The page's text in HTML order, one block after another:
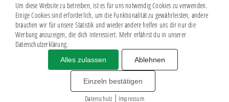
Impressum|Datenschutz
BSG CHEMIE LEIPZIG © 2026
MITGLIEDERZAHL: 2.816
webdesign by3W
Um diese Website zu betreiben, ist es für uns notwendig Cookies zu verwenden.
Einige Cookies sind erforderlich, um die Funktionalität zu gewährleisten, andere
brauchen wir für unsere Statistik und wieder andere helfen uns dir nur die
Werbung anzuzeigen, die dich interessiert. Mehr erfährst du in unserer
Datenschutzerklärung.
Alles zulassen Ablehnen
Einzeln bestätigen
Datenschutz | Impressum